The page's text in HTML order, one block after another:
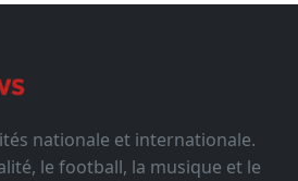
nationale et internationale.
le football, la musique et le